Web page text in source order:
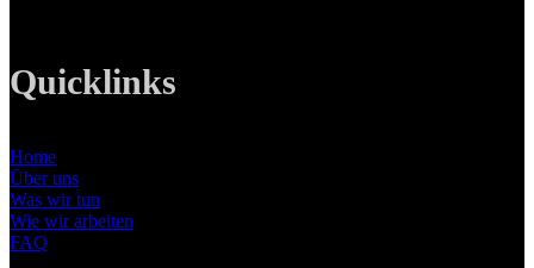
Quicklinks
Home
Über uns
Was wir tun
Wie wir arbeiten
FAQ